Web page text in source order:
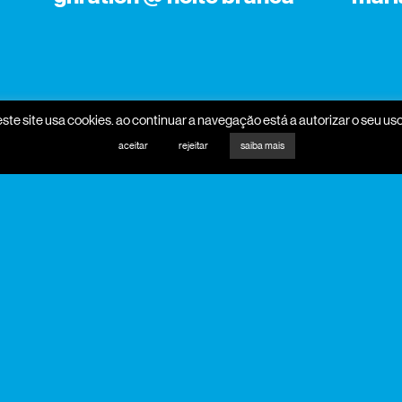
mecenas
site usa cookies. ao continuar a navegação está a autorizar o seu
aceitar rejeitar saiba mais